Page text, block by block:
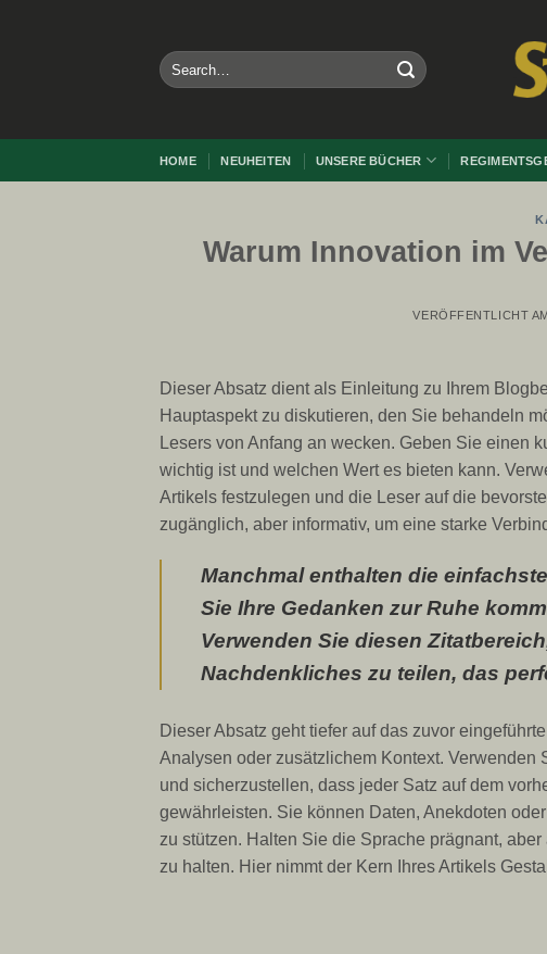
HOME NEUHEITEN UNSERE BÜCHER
Warum Innovation im
VERÖFFENTLICHT
Dieser Absatz dient als Einleitung zu Ihrem
Hauptaspekt zu diskutieren, den Sie behandeln
Lesers von Anfang an wecken. Geben Sie einen
wichtig ist und welchen Wert es bieten kann.
Artikels festzulegen und die Leser auf die
zugänglich, aber informativ, um eine starke
Manchmal enthalten die
Sie Ihre Gedanken zur Ruhe
Verwenden Sie diesen
Nachdenkliches zu teilen, das
Dieser Absatz geht tiefer auf das zuvor
Analysen oder zusätzlichem Kontext. Verwenden
und sicherzustellen, dass jeder Satz auf dem
gewährleisten. Sie können Daten, Anekdoten
zu stützen. Halten Sie die Sprache prägnant,
zu halten. Hier nimmt der Kern Ihres Artikels